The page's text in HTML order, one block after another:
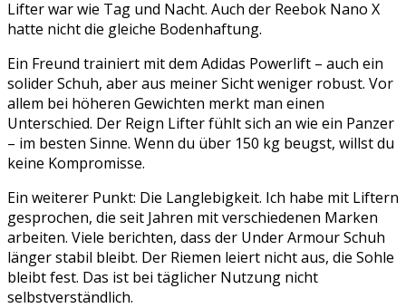
Lifter war wie Tag und Nacht. Auch der Reebok Nano X
hatte nicht die gleiche Bodenhaftung.
Ein Freund trainiert mit dem Adidas Powerlift – auch ein
solider Schuh, aber aus meiner Sicht weniger robust. Vor
allem bei höheren Gewichten merkt man einen
Unterschied. Der Reign Lifter fühlt sich an wie ein Panzer
– im besten Sinne. Wenn du über 150 kg beugst, willst du
keine Kompromisse.
Ein weiterer Punkt: Die Langlebigkeit. Ich habe mit Liftern
gesprochen, die seit Jahren mit verschiedenen Marken
arbeiten. Viele berichten, dass der Under Armour Schuh
länger stabil bleibt. Der Riemen leiert nicht aus, die Sohle
bleibt fest. Das ist bei täglicher Nutzung nicht
selbstverständlich.